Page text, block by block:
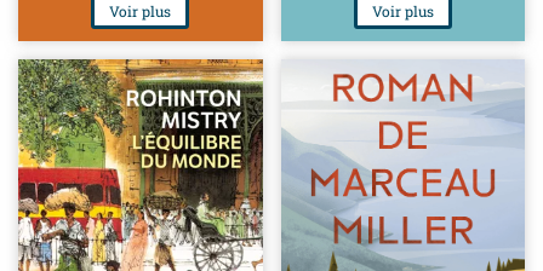
Voir plus Voir plus